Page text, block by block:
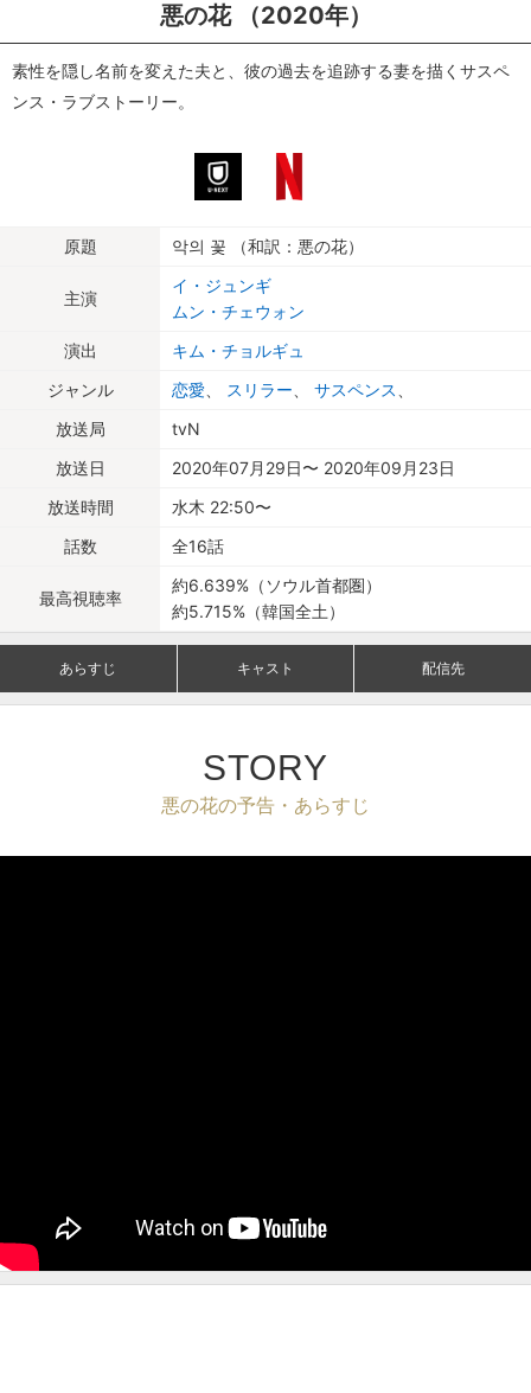
悪の花 （2020年）
素性を隠し名前を変えた夫と、彼の過去を追跡する妻を描くサスペ
ンス・ラブストーリー。
原題 악의 꽃 （和訳：悪の花）
主演
イ・ジュンギ
ムン・チェウォン
演出
キム・チョルギュ
ジャンル
恋愛 スリラー サスペンス
放送局
tvN
放送日
2020年07月29日〜 2020年09月23日
放送時間
水木 22:50〜
話数
全16話
最高視聴率
約6.639%（ソウル首都圏）
約5.715%（韓国全土）
あらすじ キャスト 配信先
STORY
悪の花の予告・あらすじ